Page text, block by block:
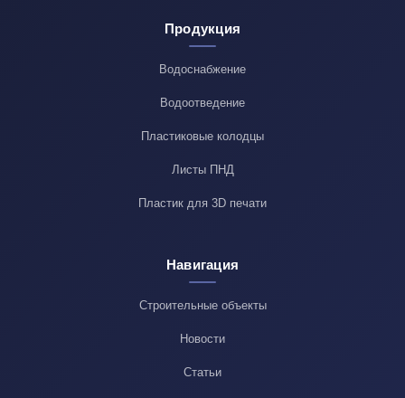
Продукция
Водоснабжение
Водоотведение
Пластиковые колодцы
Листы ПНД
Пластик для 3D печати
Навигация
Строительные объекты
Новости
Статьи